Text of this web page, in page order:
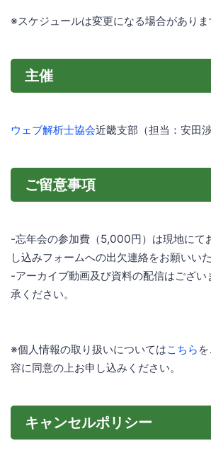
※スケジュールは変更になる場合がありま
主催
ウェブ解析士協会近畿支部（担当：安田渉
ご留意事項
-忘年会の参加費（5,000円）は現地にて
し込みフォームへの出欠連絡をお願いいた
-アーカイブ動画及び資料の配信はござい
承ください。
※個人情報の取り扱いについてはこちら
容に同意の上お申し込みください。
キャンセルポリシー